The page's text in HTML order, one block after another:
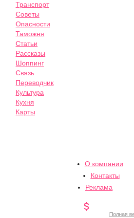
Транспорт
Советы
Опасности
Таможня
Статьи
Рассказы
Шоппинг
Связь
Переводчик
Культура
Кухня
Карты
О компании
Контакты
Реклама

Полная